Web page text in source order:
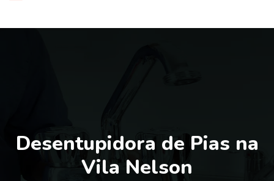
Desentupidora de Pias na
Vila Nelson